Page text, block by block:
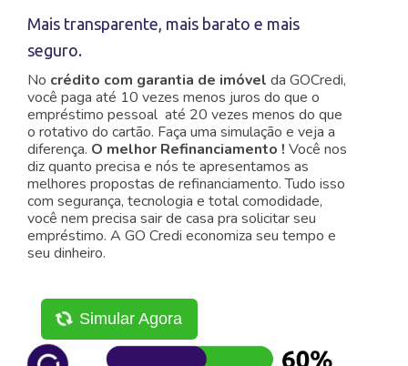
Mais transparente, mais barato e mais
seguro.
No crédito com garantia de imóvel da GOCredi,
você paga até 10 vezes menos juros do que o
empréstimo pessoal até 20 vezes menos do que
o rotativo do cartão. Faça uma simulação e veja a
diferença. O melhor Refinanciamento ! Você nos
diz quanto precisa e nós te apresentamos as
melhores propostas de refinanciamento. Tudo isso
com segurança, tecnologia e total comodidade,
você nem precisa sair de casa pra solicitar seu
empréstimo. A GO Credi economiza seu tempo e
seu dinheiro.
Simular Agora